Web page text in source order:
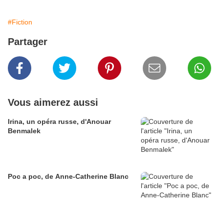
#Fiction
Partager
Vous aimerez aussi
Irina, un opéra russe, d'Anouar
Benmalek
Poc a poc, de Anne-Catherine Blanc